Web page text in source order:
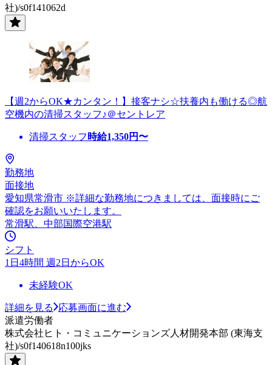
社)/s0f141062d
【週2からOK★カンタン！】接客ナシ☆扶養内も働ける◎航
空機内の清掃スタッフ♪＠セントレア
清掃スタッフ 時給1,350円〜
勤務地
面接地
愛知県常滑市 ※詳細な勤務地につきましては、面接時にご
確認をお願いいたします。
常滑駅、中部国際空港駅
シフト
1日4時間 週2日からOK
未経験OK
詳細を見る
応募画面に進む
派遣労働者
株式会社ヒト・コミュニケーションズ人材開発本部 (東海支
社)/s0f140618n100jks